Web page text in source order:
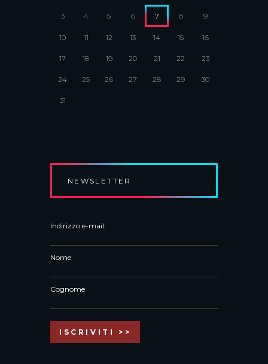
3 4 5 6 7 8 9
10 11 12 13 14 15 16
17 18 19 20 21 22 23
24 25 26 27 28 29 30
31
NEWSLETTER
Indirizzo e-mail:
Nome
Cognome